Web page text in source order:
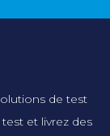
de test
et livrez des